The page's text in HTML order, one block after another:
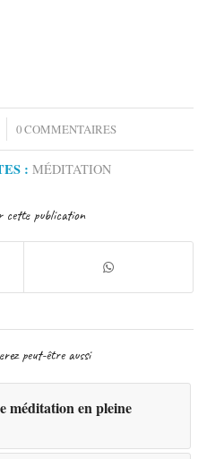
0 COMMENTAIRES
: MÉDITATION
cette publication
peut-être aussi
méditation en pleine